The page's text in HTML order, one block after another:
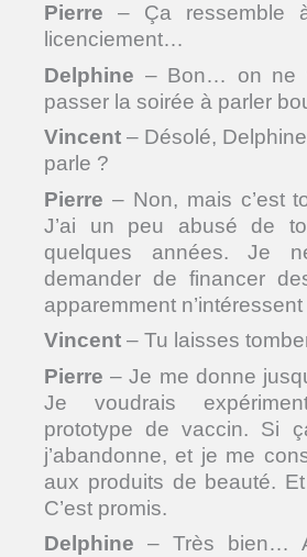
Pierre – Ça ressemble
licenciement…
Delphine – Bon… on ne
passer la soirée à parler
Vincent – Désolé,
parle ?
Pierre – Non, mais c’est
J’ai un peu abusé de
quelques années. Je
demander de financer
apparemment
Vincent – Tu laisses
Pierre – Je me donne
Je voudrais
prototype de vaccin. Si
j’abandonne, et je me
aux produits de beauté.
C’est promis.
Delphine – Très bien…